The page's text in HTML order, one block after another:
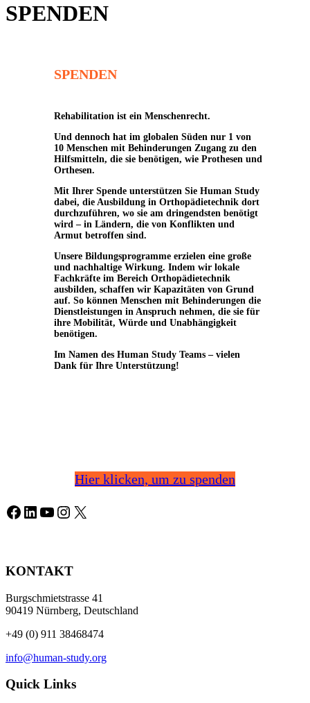
SPENDEN
SPENDEN
Rehabilitation ist ein Menschenrecht.
Und dennoch hat im globalen Süden nur 1 von
10 Menschen mit Behinderungen Zugang zu den
Hilfsmitteln, die sie benötigen, wie Prothesen und
Orthesen.
Mit Ihrer Spende unterstützen Sie Human Study
dabei, die Ausbildung in Orthopädietechnik dort
durchzuführen, wo sie am dringendsten benötigt
wird – in Ländern, die von Konflikten und
Armut betroffen sind.
Unsere Bildungsprogramme erzielen eine große
und nachhaltige Wirkung. Indem wir lokale
Fachkräfte im Bereich Orthopädietechnik
ausbilden, schaffen wir Kapazitäten von Grund
auf. So können Menschen mit Behinderungen die
Dienstleistungen in Anspruch nehmen, die sie für
ihre Mobilität, Würde und Unabhängigkeit
benötigen.
Im Namen des Human Study Teams – vielen
Dank für Ihre Unterstützung!
Hier klicken, um zu spenden
Facebook
LinkedIn
YouTube
Instagram
X
KONTAKT
Burgschmietstrasse 41
90419 Nürnberg, Deutschland
+49 (0) 911 38468474
info@human-study.org
Quick Links